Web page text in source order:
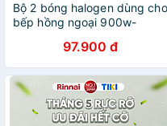
Bộ 2 bóng halogen dùng cho
bếp hồng ngoại 900w-
97.900 đ